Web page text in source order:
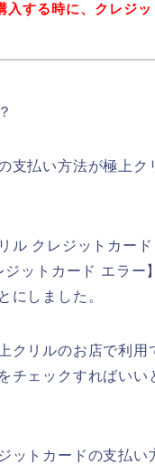
入する時に、クレジッ
支払い方法が極上ク
ル クレジットカー
ットカード エラー
しました。
クリルのお店で利用
チェックすればいい
ットカードの支払い